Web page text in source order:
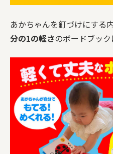
あかちゃんを釘づけにする
分の1の軽さのボードブック